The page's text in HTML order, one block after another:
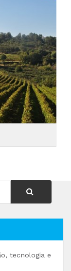
tecnologia e